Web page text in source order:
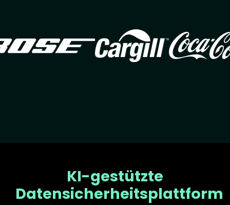
Image
KI-gestützte
Datensicherheitsplattform